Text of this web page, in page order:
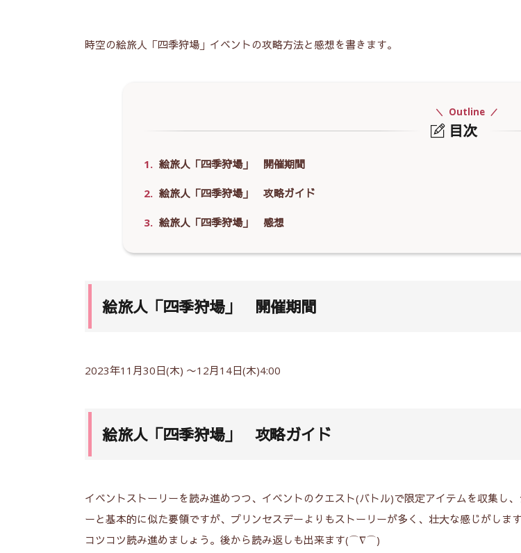
時空の絵旅人「四季狩場」イベントの攻略方法と感想を書きます。
目次
Outline
1. 絵旅人「四季狩場」 開催期間
2. 絵旅人「四季狩場」 攻略ガイド
3. 絵旅人「四季狩場」 感想
絵旅人「四季狩場」 開催期間
2023年11月30日(木) 〜12月14日(木)4:00
絵旅人「四季狩場」 攻略ガイド
イベントストーリーを読み進めつつ、イベントのクエスト(バトル)で限定アイテムを収集し
ーと基本的に似た要領ですが、プリンセスデーよりもストーリーが多く、壮大な感じがし
コツコツ読み進めましょう。後から読み返しも出来ます(⌒∇⌒)